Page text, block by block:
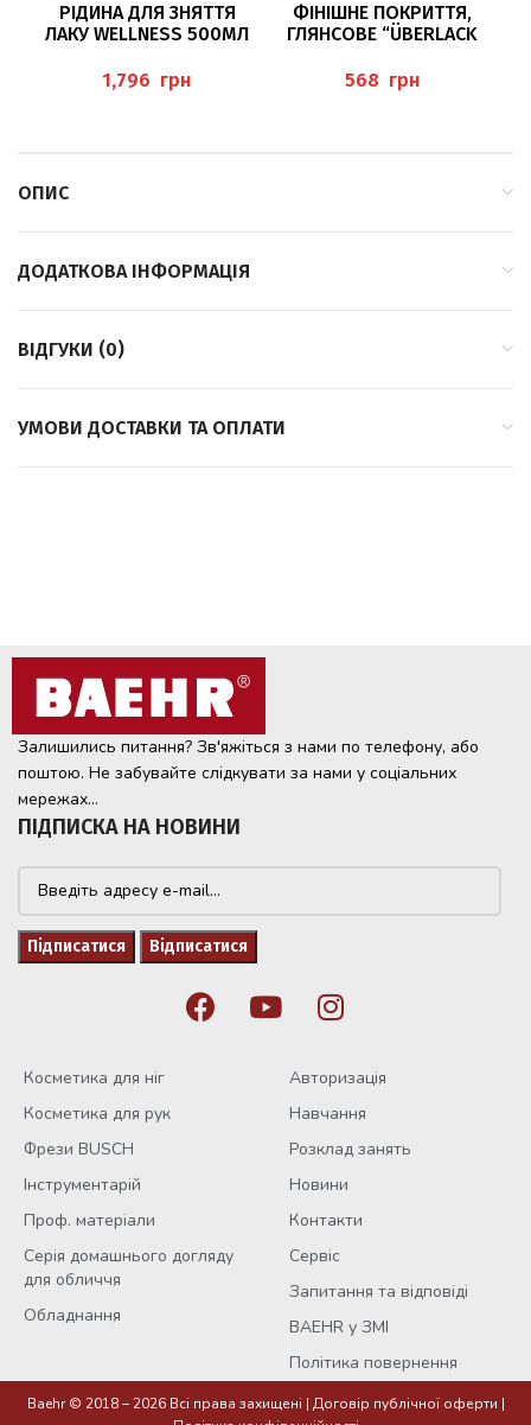
РІДИНА ДЛЯ ЗНЯТТЯ
ЛАКУ WELLNESS 500МЛ
WELLNESS) BAEHR
грн
ФІНІШНЕ ПОКРИТТЯ,
ГЛЯНСОВЕ “ÜBERLACK
грн
ОПИС
ДОДАТКОВА ІНФОРМАЦІЯ
ВІДГУКИ (0)
УМОВИ ДОСТАВКИ ТА ОПЛАТИ
Залишились питання? Зв'яжіться з нами по телефону, або
поштою. Не забувайте слідкувати за нами у соціальних
мережах...
ПІДПИСКА НА НОВИНИ
Косметика для ніг
Косметика для рук
Фрези BUSCH
Інструментарій
Проф. матеріали
Серія домашнього догляду
для обличчя
Обладнання
Авторизація
Навчання
Розклад занять
Новини
Контакти
Сервіс
Запитання та відповіді
BAEHR у ЗМІ
Політика повернення
Baehr © 2018 – 2026 Всі права захищені | Договір публічної оферти |